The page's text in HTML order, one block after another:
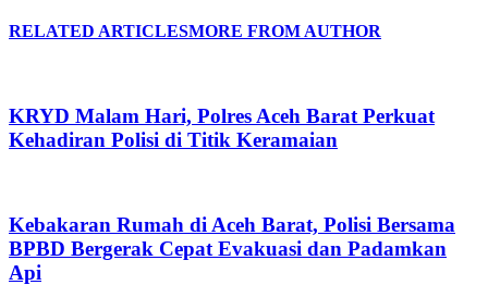
RELATED ARTICLESMORE FROM AUTHOR
KRYD Malam Hari, Polres Aceh Barat Perkuat
Kehadiran Polisi di Titik Keramaian
Kebakaran Rumah di Aceh Barat, Polisi Bersama
BPBD Bergerak Cepat Evakuasi dan Padamkan
Api